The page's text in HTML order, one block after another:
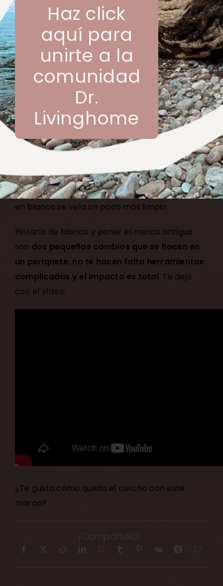
Para eliminar todo rastro del look instituto lo
pinté de blanco.No me gustaba como
combinaba el color natural del corcho con el
marco antiguo y además me parece que con el
marco oscuro y la cantidad de fotos y papeles,
en blanco se veía un poco más limpio.
Pintarlo de blanco y poner el marco antiguo
son dos pequeños cambios que se hacen en
un periquete, no te hacen falta herramientas
complicadas y el impacto es total. Te dejo
con el vídeo:
¿Te gusta cómo queda el corcho con este
marco?
Haz click
aquí para
unirte a la
comunidad
Dr.
Livinghome